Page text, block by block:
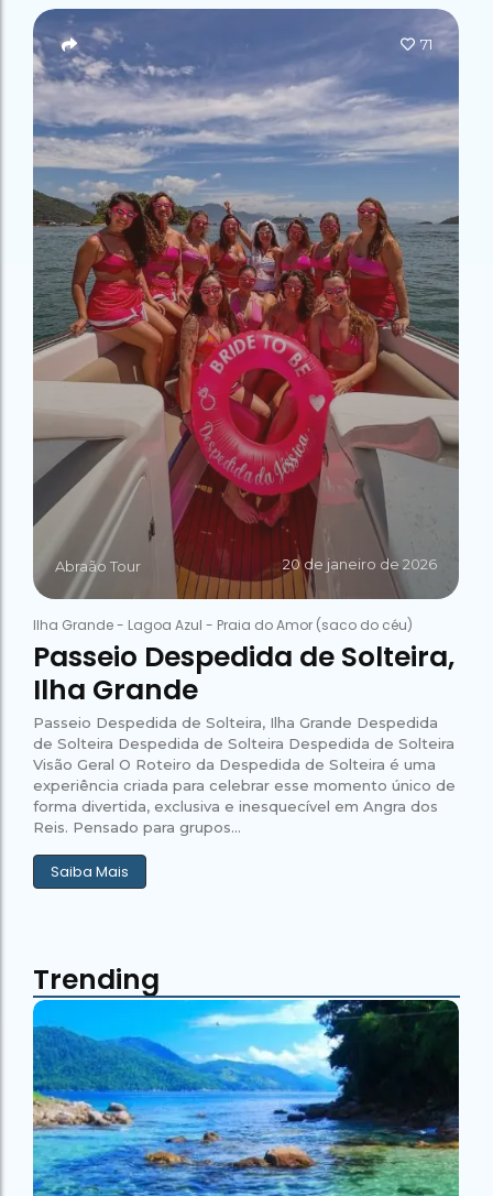
Paradisíacas
Gruta
do
Acaiá
Lagoa
Azul de
Escuna
Romântico
Céu
Despedida
de Solteira
Caipirinha
Tour na
Ilha
Grande
Passeio
Bate e
Volta
Rio x
Ilha
Grande
Gruta
do
Acaiá
Lagoa
Azul de
Escuna
no Saco do
Despedida
de Solteira
Caipirinha
Tour na
Ilha
Grande
Passeio
Bate e
Volta
Rio x
Ilha
Grande
Abraão Tour 20 de janeiro de 2026
71
Ilha Grande- Lagoa Azul - Praia do Amor (saco do céu)
Passeio Despedida de Solteira,
Ilha Grande
Passeio Despedida de Solteira, Ilha Grande Despedida
de Solteira Despedida de Solteira Despedida de Solteira
Visão Geral O Roteiro da Despedida de Solteira é uma
experiência criada para celebrar esse momento único de
forma divertida, exclusiva e inesquecível em Angra dos
Reis. Pensado para grupos...
Saiba Mais
Trending